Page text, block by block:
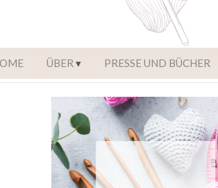
ÜBER PRESSE UND BÜCHER